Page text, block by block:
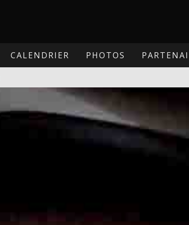
CALENDRIER PHOTOS